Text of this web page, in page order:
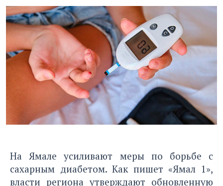
На Ямале усиливают меры по борьбе с
сахарным диабетом.Как пишет «Ямал 1»,
власти региона утверждают обновленную